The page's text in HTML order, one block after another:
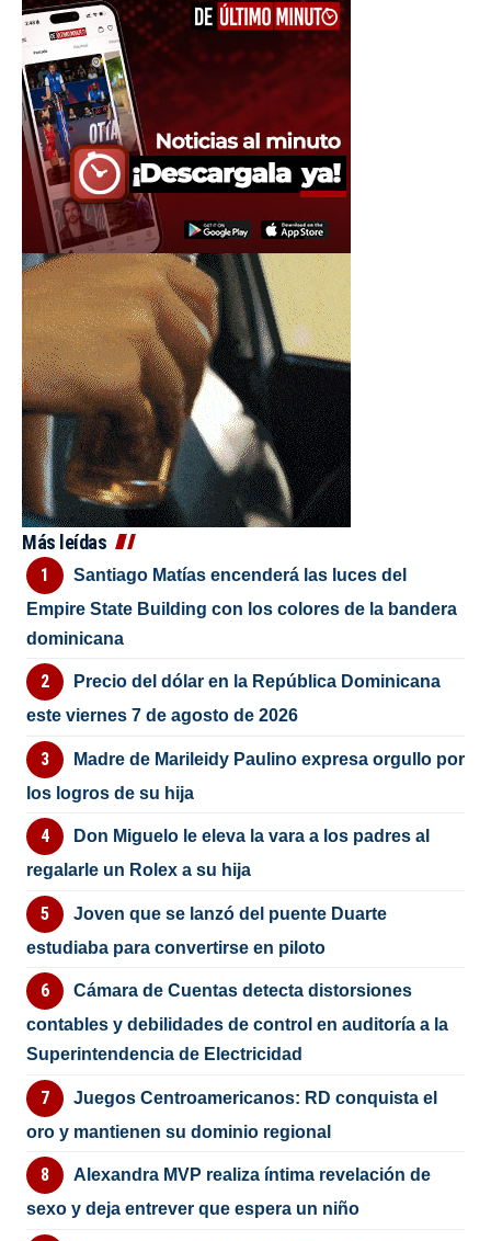
Más leídas
Santiago Matías encenderá las luces del
Empire State Building con los colores de la bandera
dominicana
Precio del dólar en la República Dominicana
este viernes 7 de agosto de 2026
Madre de Marileidy Paulino expresa orgullo por
los logros de su hija
Don Miguelo le eleva la vara a los padres al
regalarle un Rolex a su hija
Joven que se lanzó del puente Duarte
estudiaba para convertirse en piloto
Cámara de Cuentas detecta distorsiones
contables y debilidades de control en auditoría a la
Superintendencia de Electricidad
Juegos Centroamericanos: RD conquista el
oro y mantienen su dominio regional
Alexandra MVP realiza íntima revelación de
sexo y deja entrever que espera un niño